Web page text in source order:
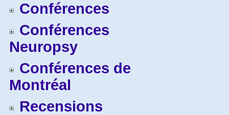
Conférences
Conférences
Neuropsy
Conférences de
Montréal
Recensions